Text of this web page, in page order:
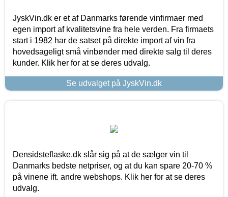
JyskVin.dk er et af Danmarks førende vinfirmaer med
egen import af kvalitetsvine fra hele verden. Fra firmaets
start i 1982 har de satset på direkte import af vin fra
hovedsageligt små vinbønder med direkte salg til deres
kunder. Klik her for at se deres udvalg.
Se udvalget på JyskVin.dk
Densidsteflaske.dk slår sig på at de sælger vin til
Danmarks bedste netpriser, og at du kan spare 20-70 %
på vinene ift. andre webshops. Klik her for at se deres
udvalg.